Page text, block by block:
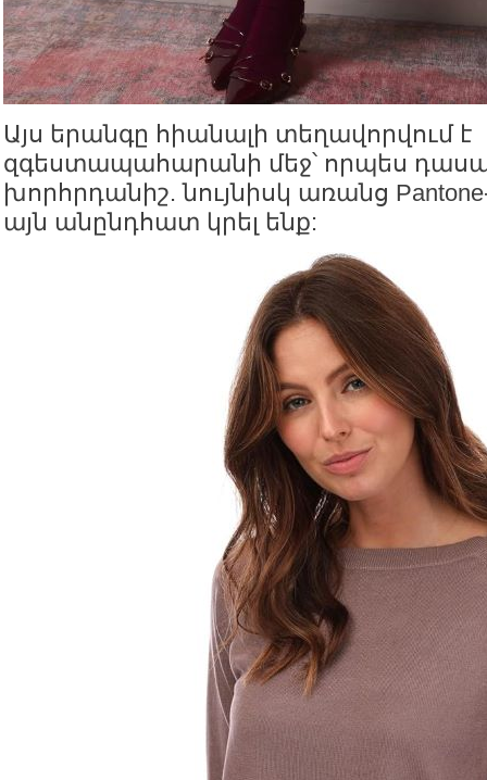
Այս երանգը հիանալի տեղավորվում է
զգեստապահարանի մեջ՝ որպես
խորհրդանիշ. նույնիսկ առանց
այն անընդհատ կրել ենք: